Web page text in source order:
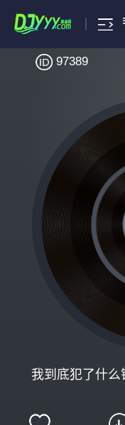
了什么错近期
我到底犯了什
97389